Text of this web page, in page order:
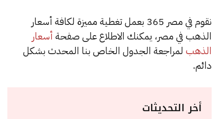
نقوم في مصر 365 بعمل تغطية مميزة لكافة أسعار
الذهب في مصر، يمكنك الاطلاع على صفحة أسعار
الذهب لمراجعة الجدول الخاص بنا المحدث بشكل
دائم.
أخر التحديثات